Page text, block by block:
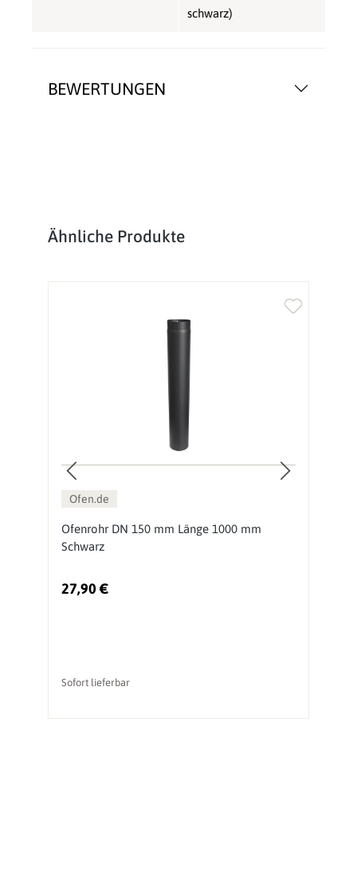
BEWERTUNGEN
schwarz)
Produktgalerie überspringen
Ähnliche Produkte
Ofen.de
Ofenrohr DN 150 mm Länge 1000 mm
Schwarz
27,90 €
Sofort lieferbar